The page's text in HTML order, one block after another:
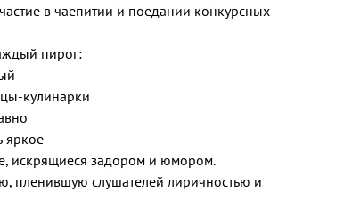
в чаепитии и поедании конкурсных
пирог:
кулинарки
яркое
искрящиеся задором и юмором.
пленившую слушателей лиричностью и